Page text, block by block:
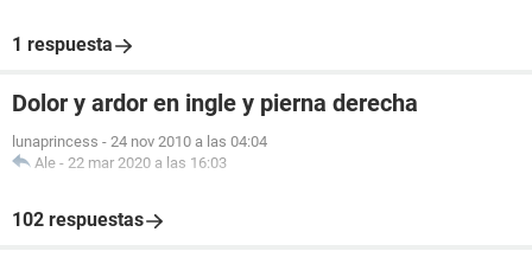
1 respuesta
Dolor y ardor en ingle y pierna derecha
lunaprincess - 24 nov 2010 a las 04:04
Ale - 22 mar 2020 a las 16:03
102 respuestas